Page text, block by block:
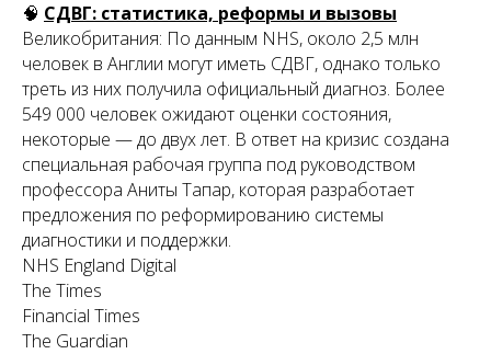
🧠 СДВГ: статистика, реформы и вызовы
Великобритания: По данным NHS, около 2,5 млн
человек в Англии могут иметь СДВГ, однако только
треть из них получила официальный диагноз. Более
549 000 человек ожидают оценки состояния,
некоторые — до двух лет. В ответ на кризис создана
специальная рабочая группа под руководством
профессора Аниты Тапар, которая разработает
предложения по реформированию системы
диагностики и поддержки.
NHS England Digital
The Times
Financial Times
The Guardian